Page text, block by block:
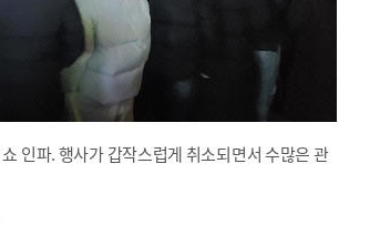
인파. 행사가 갑작스럽게 취소되면서 수많은 관